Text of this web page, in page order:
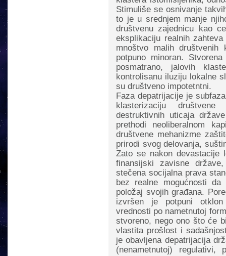
Stimuliše se osnivanje
to je u srednjem manje
društvenu zajednicu kao
eksplikaciju realnih
mnoštvo malih
potpuno minoran.
posmatrano, jalovih
kontrolisanu iluziju lokalne
su društveno impotetntni.
Faza depatrijacije je
klasterizaciju
destruktivnih uticaja
prethodi neoliberalnom
društvene mehanizme
prirodi svog delovanja,
Zato se nakon devastacije
finansijski zavisne
stečena socijalna prava
bez realne mogućnosti
položaj svojih građana.
izvršen je potpuni
vrednosti po nametnutoj
stvoreno, nego ono što će
vlastita prošlost i
je obavljena depatrijacija
(nenametnutoj)